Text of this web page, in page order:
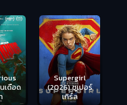
เดือด
Supergirl
(2026) ซูเปอร์
เกิร์ล